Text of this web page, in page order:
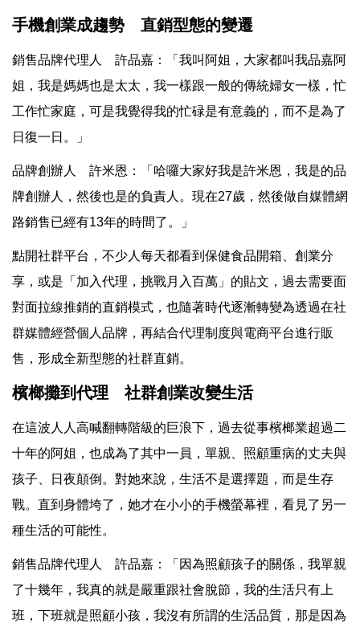
手機創業成趨勢 直銷型態的變遷
銷售品牌代理人 許品嘉：「我叫阿姐，大家都叫我品嘉阿
姐，我是媽媽也是太太，我一樣跟一般的傳統婦女一樣，忙
工作忙家庭，可是我覺得我的忙碌是有意義的，而不是為了
日復一日。」
品牌創辦人 許米恩：「哈囉大家好我是許米恩，我是的品
牌創辦人，然後也是的負責人。現在27歲，然後做自媒體網
路銷售已經有13年的時間了。」
點開社群平台，不少人每天都看到保健食品開箱、創業分
享，或是「加入代理，挑戰月入百萬」的貼文，過去需要面
對面拉線推銷的直銷模式，也隨著時代逐漸轉變為透過在社
群媒體經營個人品牌，再結合代理制度與電商平台進行販
售，形成全新型態的社群直銷。
檳榔攤到代理 社群創業改變生活
在這波人人高喊翻轉階級的巨浪下，過去從事檳榔業超過二
十年的阿姐，也成為了其中一員，單親、照顧重病的丈夫與
孩子、日夜顛倒。對她來說，生活不是選擇題，而是生存
戰。直到身體垮了，她才在小小的手機螢幕裡，看見了另一
種生活的可能性。
銷售品牌代理人 許品嘉：「因為照顧孩子的關係，我單親
了十幾年，我真的就是嚴重跟社會脫節，我的生活只有上
班，下班就是照顧小孩，我沒有所謂的生活品質，那是因為